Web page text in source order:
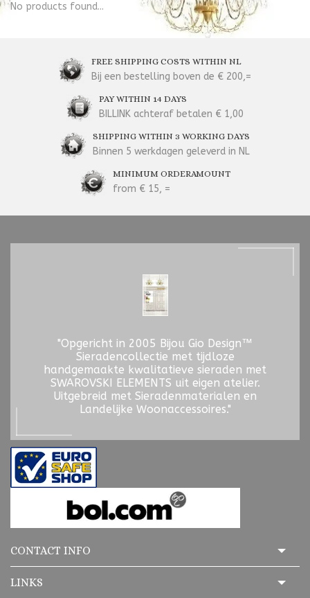
No products found...
FREE SHIPPING COSTS WITHIN NL
Bij een bestelling boven de € 200,=
PAY WITHIN 14 DAYS
BILLINK achteraf betalen € 1,00
SHIPPING WITHIN 3 WORKING DAYS
Binnen 5 werkdagen geleverd in NL
MINIMUM ORDERAMOUNT
from € 15, =
"Opgericht in 2005 Bijou Gio Design™
Sieradencollectie met tijdloze
handgemaakte kwalitatieve sieraden met
SWAROVSKI ELEMENTS uit eigen atelier.
Uitgebreid met Sieradenmaterialen en
Landelijke Woonaccessoires."
CONTACT INFO
LINKS